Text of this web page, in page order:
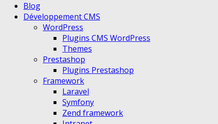
menu
menu
Blog
Développement CMS
WordPress
Plugins CMS WordPress
Themes
Prestashop
Plugins Prestashop
Framework
Laravel
Symfony
Zend framework